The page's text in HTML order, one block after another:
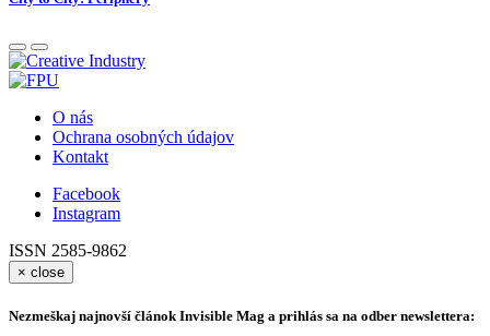
O nás
Ochrana osobných údajov
Kontakt
Facebook
Instagram
ISSN 2585-9862
× close
Nezmeškaj najnovší článok Invisible Mag a prihlás sa na odber newslettera: